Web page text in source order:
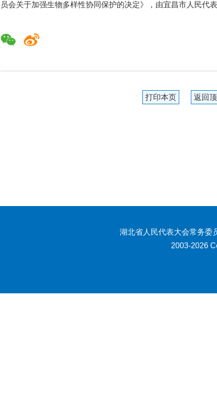
员会关于加强生物多样性协同保护的决定》，由宜昌市人民代
打印本页 返回
湖北省人民代表大会常务委
2003-2026